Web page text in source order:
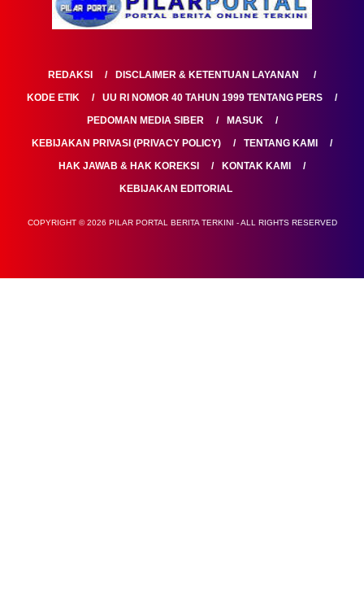
REDAKSI
DISCLAIMER & KETENTUAN LAYANAN
KODE ETIK
UU RI NOMOR 40 TAHUN 1999 TENTANG PERS
PEDOMAN MEDIA SIBER
MASUK
KEBIJAKAN PRIVASI (PRIVACY POLICY)
TENTANG KAMI
HAK JAWAB & HAK KOREKSI
KONTAK KAMI
KEBIJAKAN EDITORIAL
COPYRIGHT © 2026 PILAR PORTAL BERITA TERKINI - ALL RIGHTS RESERVED